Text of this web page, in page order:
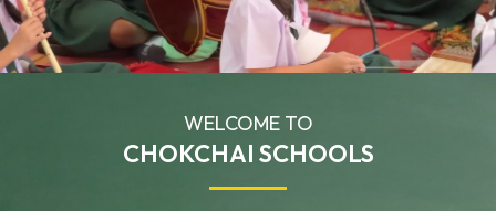
WELCOME TO
CHOKCHAI SCHOOLS